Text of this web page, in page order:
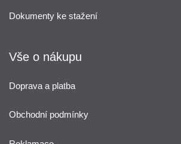
Dokumenty ke stažení
Vše o nákupu
Doprava a platba
Obchodní podmínky